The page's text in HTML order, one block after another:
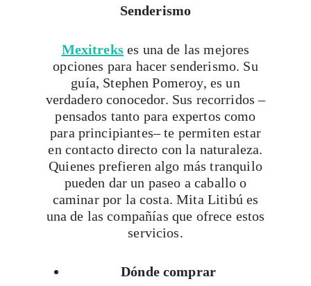
Senderismo
Mexitrekses una de las mejores
opciones para hacer senderismo. Su
guía, Stephen Pomeroy, es un
verdadero conocedor. Sus recorridos –
pensados tanto para expertos como
para principiantes– te permiten estar
en contacto directo con la naturaleza.
Quienes prefieren algo más tranquilo
pueden dar un paseo a caballo o
caminar por la costa. Mita Litibú es
una de las compañías que ofrece estos
servicios.
Dónde comprar